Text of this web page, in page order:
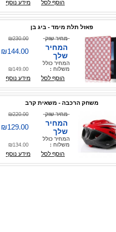
מידע נוסף הוסף לסל
פאזל תלת מימד - ביג בן
₪230.00 מחיר שוק
₪144.00
המחיר
שלך
₪149.00
המחיר כולל
משלוח :
מידע נוסף הוסף לסל
משחק הרכבה - משאית קרב
₪220.00 מחיר שוק
₪129.00
המחיר
שלך
₪134.00
המחיר כולל
משלוח :
מידע נוסף הוסף לסל